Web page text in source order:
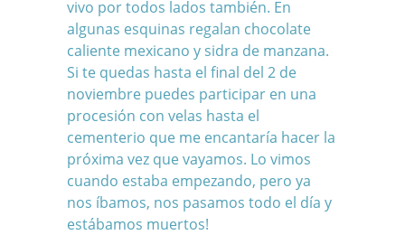
vivo por todos lados también. En
algunas esquinas regalan chocolate
caliente mexicano y sidra de manzana.
Si te quedas hasta el final del 2 de
noviembre puedes participar en una
procesión con velas hasta el
cementerio que me encantaría hacer la
próxima vez que vayamos. Lo vimos
cuando estaba empezando, pero ya
nos íbamos, nos pasamos todo el día y
estábamos muertos!